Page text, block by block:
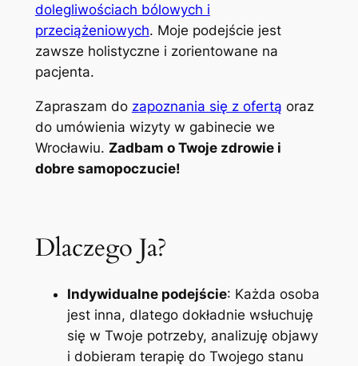
dolegliwościach bólowych i
przeciążeniowych. Moje podejście jest
zawsze holistyczne i zorientowane na
pacjenta.
Zapraszam do zapoznania się z ofertą oraz
do umówienia wizyty w gabinecie we
Wrocławiu. Zadbam o Twoje zdrowie i
dobre samopoczucie!
Dlaczego Ja?
Indywidualne podejście: Każda osoba
jest inna, dlatego dokładnie wsłuchuję
się w Twoje potrzeby, analizuję objawy
i dobieram terapię do Twojego stanu